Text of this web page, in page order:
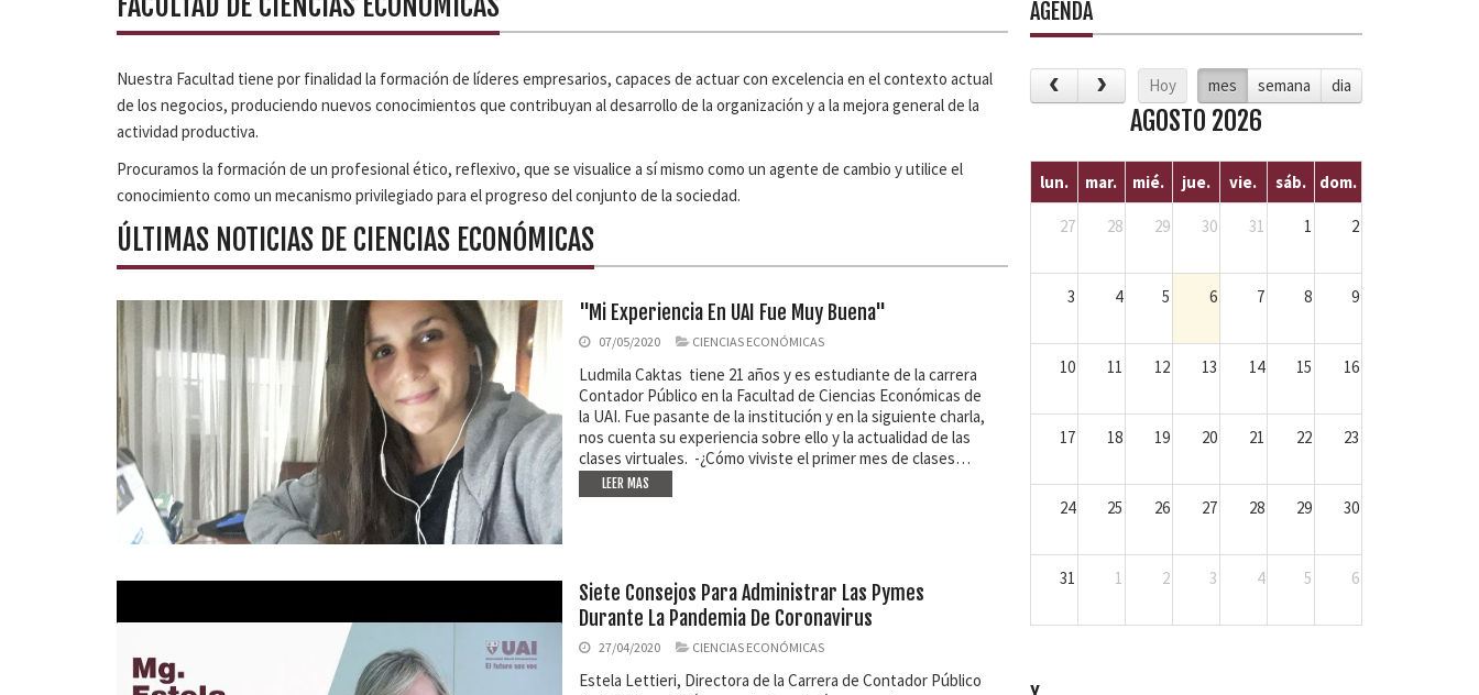
Nuestra Facultad tiene por finalidad la formación de líderes empresarios, capaces de actuar con excelencia en el contexto actual
de los negocios, produciendo nuevos conocimientos que contribuyan al desarrollo de la organización y a la mejora general de la
actividad productiva.
Procuramos la formación de un profesional ético, reflexivo, que se visualice a sí mismo como un agente de cambio y utilice el
conocimiento como un mecanismo privilegiado para el progreso del conjunto de la sociedad.
ÚLTIMAS NOTICIAS DE CIENCIAS ECONÓMICAS
"Mi Experiencia En UAI Fue Muy Buena"
07/05/2020 CIENCIAS ECONÓMICAS
Ludmila Caktas tiene 21 años y es estudiante de la carrera
Contador Público en la Facultad de Ciencias Económicas de
la UAI. Fue pasante de la institución y en la siguiente charla,
nos cuenta su experiencia sobre ello y la actualidad de las
clases virtuales. -¿Cómo viviste el primer mes de clases…
LEER MAS
Siete Consejos Para Administrar Las Pymes
Durante La Pandemia De Coronavirus
27/04/2020 CIENCIAS ECONÓMICAS
Estela Lettieri, Directora de la Carrera de Contador Público
AGENDA
Hoy mes semana dia
AGOSTO 2026
lun. mar. mié. jue. vie. sáb. dom.
27 28 29 30 31 1 2
3 4 5 6 7 8 9
10 11 12 13 14 15 16
17 18 19 20 21 22 23
24 25 26 27 28 29 30
31 1 2 3 4 5 6